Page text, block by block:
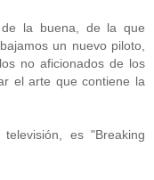
la buena, de la que
un nuevo piloto,
no aficionados de los
el arte que contiene la
es "Breaking